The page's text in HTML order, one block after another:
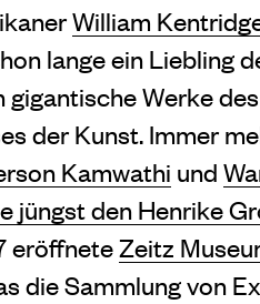
William
lange ein Liebling
Werke
der Kunst. Immer
Kamwathi und
jüngst den Henrike
eröffneteZeitz
die Sammlung von